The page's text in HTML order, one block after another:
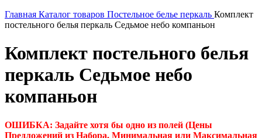
Главная Каталог товаров Постельное белье перкаль Комплект
постельного белья перкаль Седьмое небо компаньон
Комплект постельного белья
перкаль Седьмое небо
компаньон
ОШИБКА: Задайте хотя бы одно из полей (Цены
Предложений из Набора, Минимальная или Максимальная